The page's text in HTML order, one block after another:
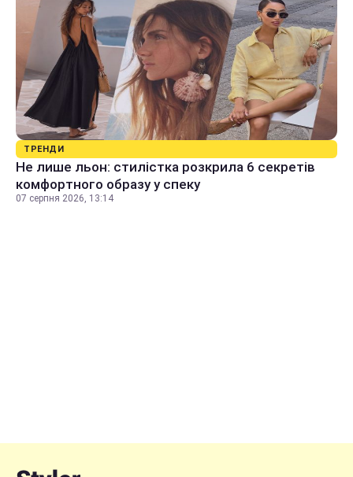
ТРЕНДИ
Не лише льон: стилістка розкрила 6 секретів
комфортного образу у спеку
07 серпня 2026, 13:14